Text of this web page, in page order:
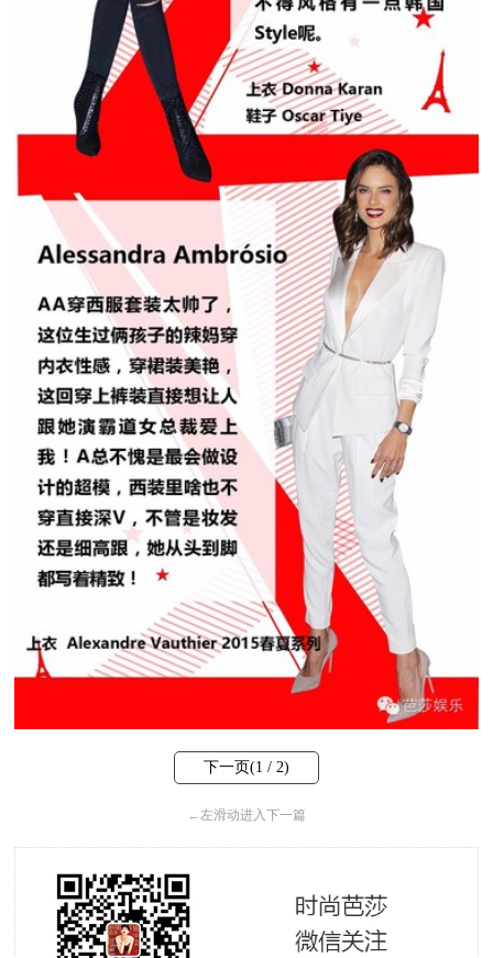
下一页(1 / 2)
← 左滑动进入下一篇